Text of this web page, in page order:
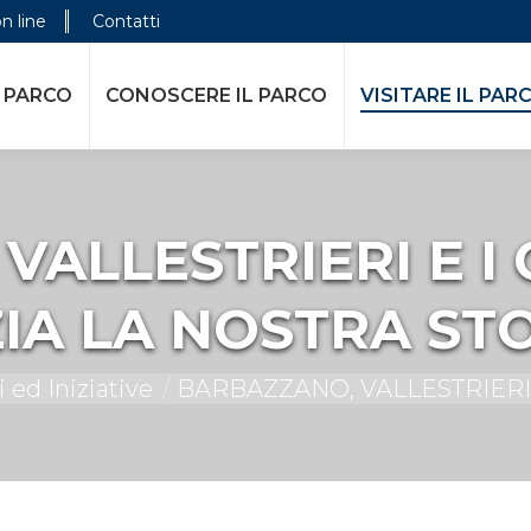
line Contatti
CONOSCERE IL PARCO VISITARE IL
E I
LA NOSTRA
ed Iniziative BARBAZZANO,
IL PARCO VISITARE IL PARCO ATTIVITÀ